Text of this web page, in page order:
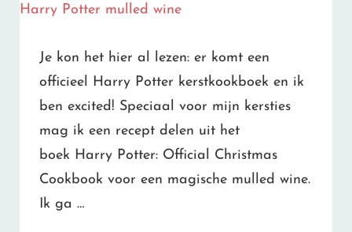
2024
Je kon het hier al lezen: er komt een
officieel Harry Potter kerstkookboek en ik
ben excited! Speciaal voor mijn kersties
mag ik een recept delen uit het
boek Harry Potter: Official Christmas
Cookbook voor een magische mulled wine.
Ik ga …